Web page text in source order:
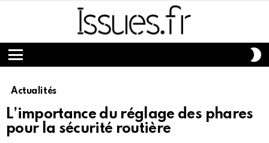
Menu
Actualités
L’importance du réglage des phares
pour la sécurité routière